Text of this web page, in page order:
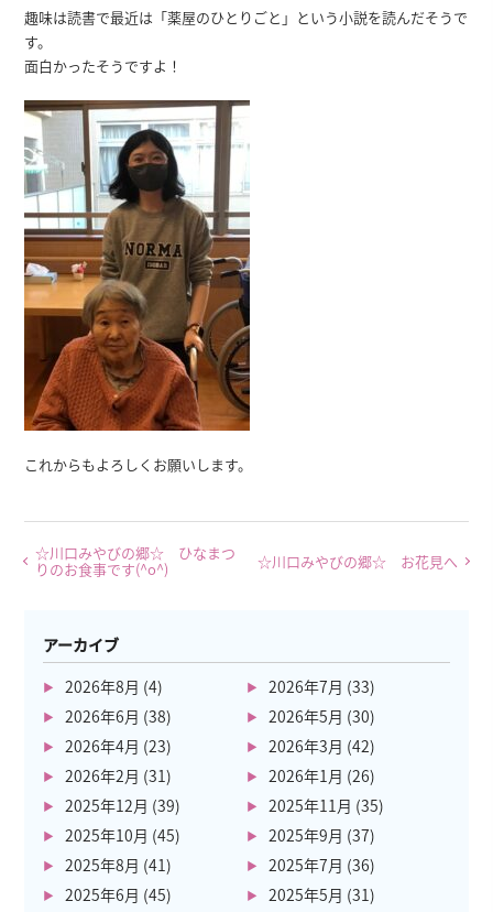
趣味は読書で最近は「薬屋のひとりごと」という小説を読んだそうで
す。
面白かったそうですよ！
これからもよろしくお願いします。
☆川口みやびの郷☆ ひなまつ
りのお食事です(^o^) ☆川口みやびの郷☆ お花見へ
アーカイブ
2026年8月 (4) 2026年7月 (33)
2026年6月 (38) 2026年5月 (30)
2026年4月 (23) 2026年3月 (42)
2026年2月 (31) 2026年1月 (26)
2025年12月 (39) 2025年11月 (35)
2025年10月 (45) 2025年9月 (37)
2025年8月 (41) 2025年7月 (36)
2025年6月 (45) 2025年5月 (31)